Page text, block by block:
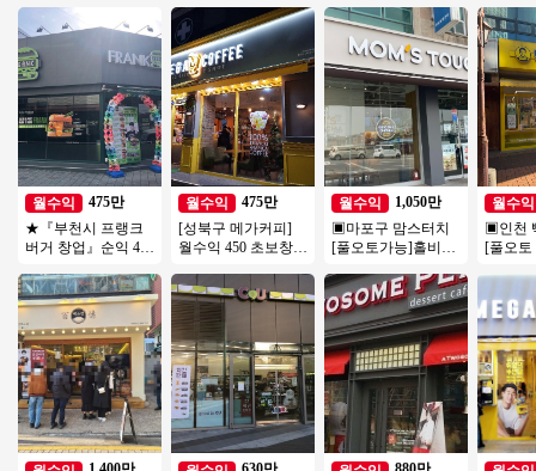
월수익
475만
★『부천시 프랭크
버거 창업』순익 475
투잡창업 부부창업
추천★
월수익
475만
[성북구 메가커피]
월수익 450 초보창
는 안정적인 메가커
피!
월수익
1,050만
▣마포구 맘스터치
[풀오토가능]홀비중
준한매출/역세권
월수익
▣인천
[풀오
상권